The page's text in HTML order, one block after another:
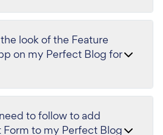
look of the Feature
on my Perfect Blog for
to follow to add
Form to my Perfect Blog